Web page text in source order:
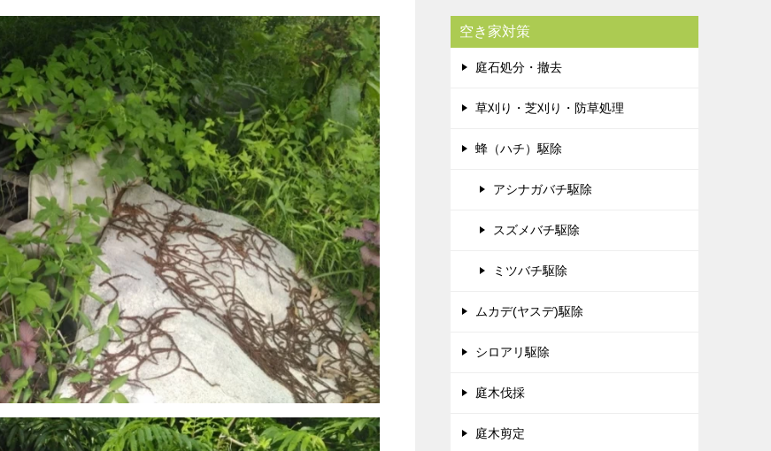
空き家対策
庭石処分・撤去
草刈り・芝刈り・防草処理
蜂（ハチ）駆除
アシナガバチ駆除
スズメバチ駆除
ミツバチ駆除
ムカデ(ヤスデ)駆除
シロアリ駆除
庭木伐採
庭木剪定